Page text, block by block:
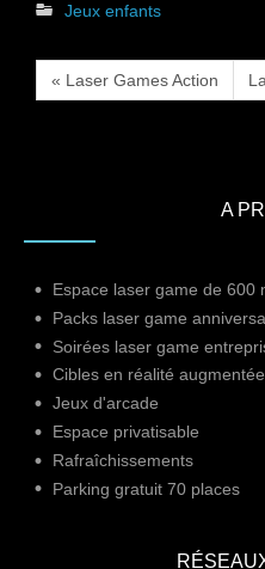
Jeux enfants
« Laser Games Action
A
Espace laser game de 600
Packs laser game
Soirées laser game
Cibles en réalité augmentée
Jeux d'arcade
Espace privatisable
Rafraîchissements
Parking gratuit 70 places